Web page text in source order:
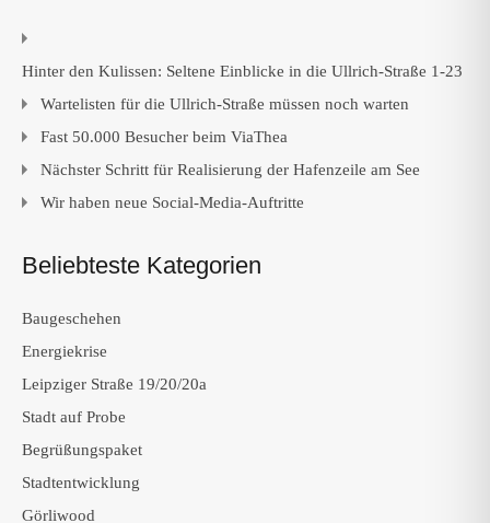
Hinter den Kulissen: Seltene Einblicke in die Ullrich-Straße 1-23
Wartelisten für die Ullrich-Straße müssen noch warten
Fast 50.000 Besucher beim ViaThea
Nächster Schritt für Realisierung der Hafenzeile am See
Wir haben neue Social-Media-Auftritte
Beliebteste Kategorien
Baugeschehen
Energiekrise
Leipziger Straße 19/20/20a
Stadt auf Probe
Begrüßungspaket
Stadtentwicklung
Görliwood